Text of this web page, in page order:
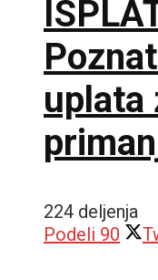
uplata
224 deljenja
Podeli 90